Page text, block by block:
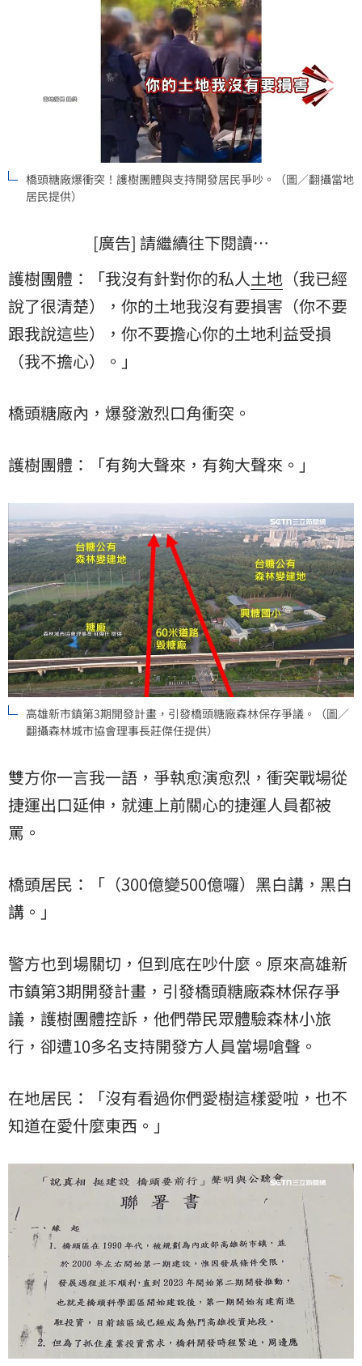
橋頭糖廠爆衝突！護樹團體與支持開發居民爭吵。（圖／翻攝當地
居民提供）
[廣告] 請繼續往下閱讀…
護樹團體：「我沒有針對你的私人土地 （我已經
說了很清楚），你的土地我沒有要損害（你不要
跟我說這些），你不要擔心你的土地利益受損
（我不擔心）。」
橋頭糖廠內，爆發激烈口角衝突。
護樹團體：「有夠大聲來，有夠大聲來。」
高雄新市鎮第3期開發計畫，引發橋頭糖廠森林保存爭議。（圖／
翻攝森林城市協會理事長莊傑任提供）
雙方你一言我一語，爭執愈演愈烈，衝突戰場從
捷運出口延伸，就連上前關心的捷運人員都被
罵。
橋頭居民：「（300億變500億囉）黑白講，黑白
講。」
警方也到場關切，但到底在吵什麼。原來高雄新
市鎮第3期開發計畫，引發橋頭糖廠森林保存爭
議，護樹團體控訴，他們帶民眾體驗森林小旅
行，卻遭10多名支持開發方人員當場嗆聲。
在地居民：「沒有看過你們愛樹這樣愛啦，也不
知道在愛什麼東西。」